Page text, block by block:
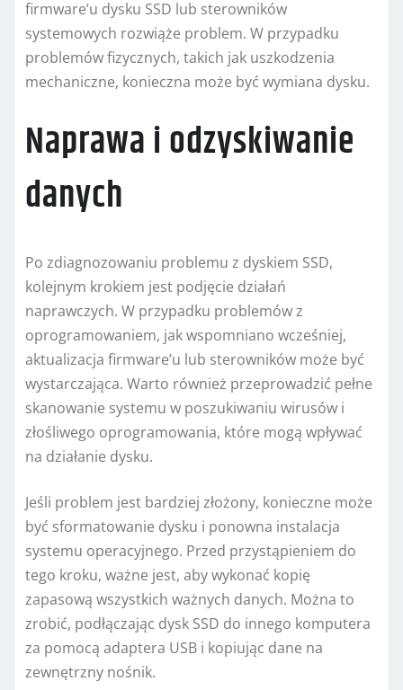
firmware’u dysku SSD lub sterowników
systemowych rozwiąże problem. W przypadku
problemów fizycznych, takich jak uszkodzenia
mechaniczne, konieczna może być wymiana dysku.
Naprawa i odzyskiwanie
danych
Po zdiagnozowaniu problemu z dyskiem SSD,
kolejnym krokiem jest podjęcie działań
naprawczych. W przypadku problemów z
oprogramowaniem, jak wspomniano wcześniej,
aktualizacja firmware’u lub sterowników może być
wystarczająca. Warto również przeprowadzić pełne
skanowanie systemu w poszukiwaniu wirusów i
złośliwego oprogramowania, które mogą wpływać
na działanie dysku.
Jeśli problem jest bardziej złożony, konieczne może
być sformatowanie dysku i ponowna instalacja
systemu operacyjnego. Przed przystąpieniem do
tego kroku, ważne jest, aby wykonać kopię
zapasową wszystkich ważnych danych. Można to
zrobić, podłączając dysk SSD do innego komputera
za pomocą adaptera USB i kopiując dane na
zewnętrzny nośnik.